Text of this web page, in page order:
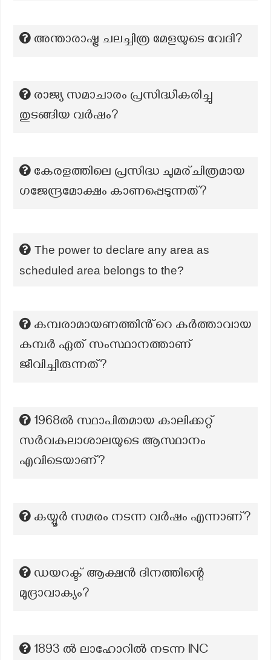
അന്താരാഷ്ട്ര ചലച്ചിത്ര മേളയുടെ വേദി?
രാജ്യ സമാചാരം പ്രസിദ്ധീകരിച്ചു
തുടങ്ങിയ വർഷം?
കേരളത്തിലെ പ്രസിദ്ധ ചുമര്ചിത്രമായ
ഗജേന്ദ്രമോക്ഷം കാണപ്പെടുന്നത്?
The power to declare any area as
scheduled area belongs to the?
കമ്പരാമായണത്തിൻ്റെ കർത്താവായ
കമ്പർ ഏത് സംസ്ഥാനത്താണ്
ജീവിച്ചിരുന്നത്?
1968ൽ സ്ഥാപിതമായ കാലിക്കറ്റ്
സർവകലാശാലയുടെ ആസ്ഥാനം
എവിടെയാണ്?
കയ്യൂര്‍ സമരം നടന്ന വര്‍ഷം എന്നാണ്?
ഡയറക്ട് ആക്ഷൻ ദിനത്തിന്റെ
മുദ്രാവാക്യം?
1893 ല്‍ ലാഹോറില്‍ നടന്ന INC